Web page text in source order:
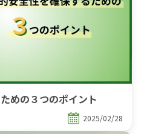
めの３つのポイント
2025/02/28